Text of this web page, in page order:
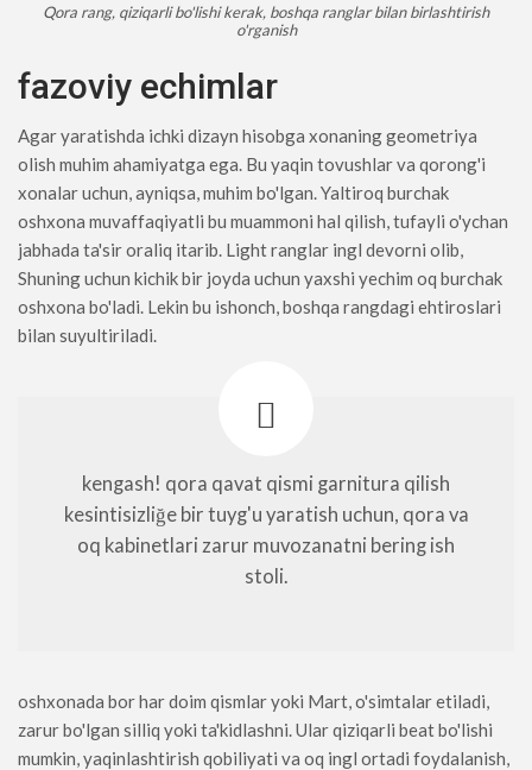
Qora rang, qiziqarli bo'lishi kerak, boshqa ranglar bilan birlashtirish
o'rganish
fazoviy echimlar
Agar yaratishda ichki dizayn hisobga xonaning geometriya
olish muhim ahamiyatga ega. Bu yaqin tovushlar va qorong'i
xonalar uchun, ayniqsa, muhim bo'lgan. Yaltiroq burchak
oshxona muvaffaqiyatli bu muammoni hal qilish, tufayli o'ychan
jabhada ta'sir oraliq itarib. Light ranglar ingl devorni olib,
Shuning uchun kichik bir joyda uchun yaxshi yechim oq burchak
oshxona bo'ladi. Lekin bu ishonch, boshqa rangdagi ehtiroslari
bilan suyultiriladi.
kengash! qora qavat qismi garnitura qilish
kesintisizliğe bir tuyg'u yaratish uchun, qora va
oq kabinetlari zarur muvozanatni bering ish
stoli.
oshxonada bor har doim qismlar yoki Mart, o'simtalar etiladi,
zarur bo'lgan silliq yoki ta'kidlashni. Ular qiziqarli beat bo'lishi
mumkin, yaqinlashtirish qobiliyati va oq ingl ortadi foydalanish,